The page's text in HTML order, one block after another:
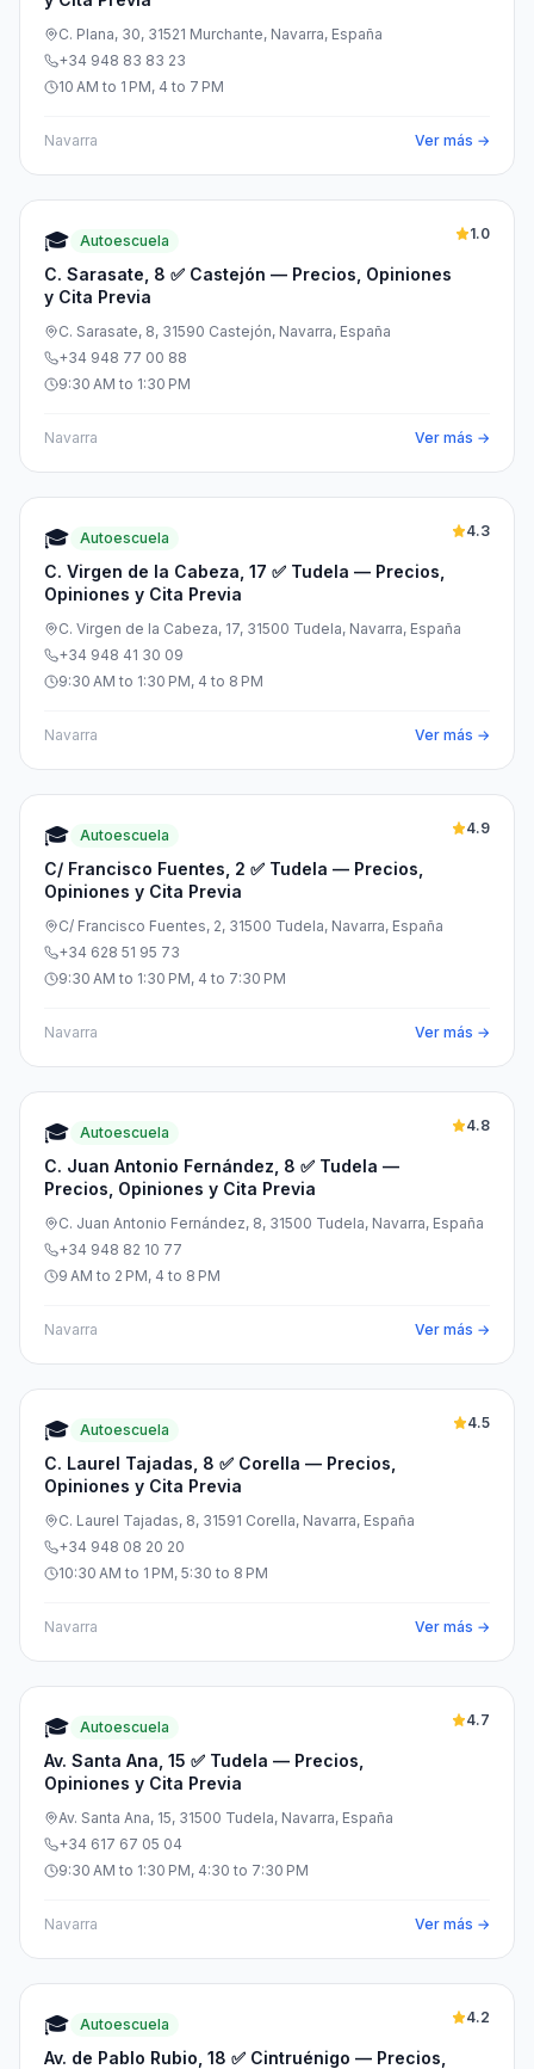
C. Plana, 30, 31521 Murchante, Navarra, España
+34 948 83 83 23
10 AM to 1 PM, 4 to 7 PM
Navarra Ver más →
🎓 Autoescuela
C. Sarasate, 8 ✅ Castejón — Precios, Opiniones
y Cita Previa
1.0
C. Sarasate, 8, 31590 Castejón, Navarra, España
+34 948 77 00 88
9:30 AM to 1:30 PM
Navarra Ver más →
🎓 Autoescuela
C. Virgen de la Cabeza, 17 ✅ Tudela — Precios,
Opiniones y Cita Previa
4.3
C. Virgen de la Cabeza, 17, 31500 Tudela, Navarra, España
+34 948 41 30 09
9:30 AM to 1:30 PM, 4 to 8 PM
Navarra Ver más →
🎓 Autoescuela
C/ Francisco Fuentes, 2 ✅ Tudela — Precios,
Opiniones y Cita Previa
4.9
C/ Francisco Fuentes, 2, 31500 Tudela, Navarra, España
+34 628 51 95 73
9:30 AM to 1:30 PM, 4 to 7:30 PM
Navarra Ver más →
🎓 Autoescuela
C. Juan Antonio Fernández, 8 ✅ Tudela —
Precios, Opiniones y Cita Previa
4.8
C. Juan Antonio Fernández, 8, 31500 Tudela, Navarra, España
+34 948 82 10 77
9 AM to 2 PM, 4 to 8 PM
Navarra Ver más →
🎓 Autoescuela
C. Laurel Tajadas, 8 ✅ Corella — Precios,
Opiniones y Cita Previa
4.5
C. Laurel Tajadas, 8, 31591 Corella, Navarra, España
+34 948 08 20 20
10:30 AM to 1 PM, 5:30 to 8 PM
Navarra Ver más →
🎓 Autoescuela
Av. Santa Ana, 15 ✅ Tudela — Precios,
Opiniones y Cita Previa
4.7
Av. Santa Ana, 15, 31500 Tudela, Navarra, España
+34 617 67 05 04
9:30 AM to 1:30 PM, 4:30 to 7:30 PM
Navarra Ver más →
🎓 Autoescuela
Av. de Pablo Rubio, 18 ✅ Cintruénigo — Precios,
4.2